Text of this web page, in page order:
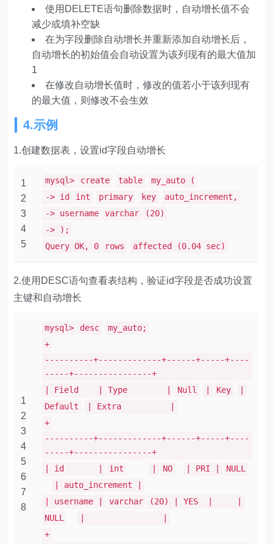
使用DELETE语句删除数据时，自动增长值不会
减少或填补空缺
在为字段删除自动增长并重新添加自动增长后，
自动增长的初始值会自动设置为该列现有的最大值加
1
在修改自动增长值时，修改的值若小于该列现有
的最大值，则修改不会生效
4.示例
1.创建数据表，设置id字段自动增长
1
2
3
4
5
mysql> create table
my_auto (
-> id
int primary key
auto_increment,
-> username
varchar
(20)
-> );
Query OK, 0
rows affected (0.04 sec)
2.使用DESC语句查看表结构，验证id字段是否成功设置
主键和自动增长
1
2
3
4
5
6
7
8
mysql> desc
my_auto;
+
----------+-------------+------+-----+----
-----+----------------+
| Field | Type |
Null Key
Default
| Extra |
+
----------+-------------+------+-----+----
-----+----------------+
| id |
int NO | PRI |
NULL
| auto_increment |
| username |
varchar
(20) | YES | |
NULL
+